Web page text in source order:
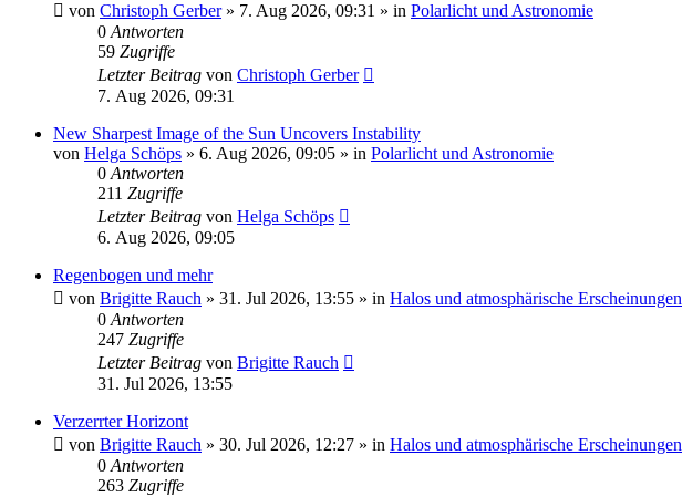
von Christoph Gerber» 7. Aug 2026, 09:31 » in Polarlicht und Astronomie
0 Antworten
59 Zugriffe
Letzter Beitrag von Christoph Gerber
7. Aug 2026, 09:31
New Sharpest Image of the Sun Uncovers Instability
von Helga Schöps » 6. Aug 2026, 09:05 » in Polarlicht und Astronomie
0 Antworten
211 Zugriffe
Letzter Beitrag von Helga Schöps
6. Aug 2026, 09:05
Regenbogen und mehr
von Brigitte Rauch » 31. Jul 2026, 13:55 » in Halos und atmosphärische Erscheinungen
0 Antworten
247 Zugriffe
Letzter Beitrag von Brigitte Rauch
31. Jul 2026, 13:55
Verzerrter Horizont
von Brigitte Rauch » 30. Jul 2026, 12:27 » in Halos und atmosphärische Erscheinungen
0 Antworten
263 Zugriffe